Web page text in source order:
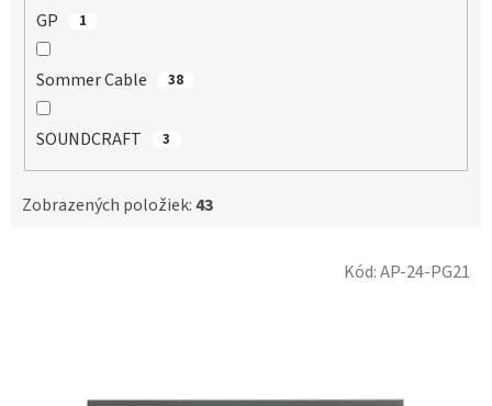
GP 1
Sommer Cable 38
SOUNDCRAFT 3
Zobrazených položiek:43
Kód:AP-24-PG21